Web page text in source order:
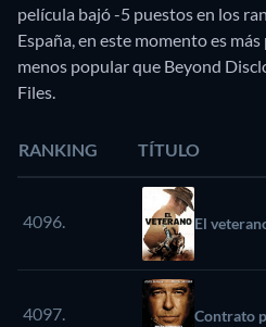
película bajó -5 puestos en los
España, en este momento es
menos popular que Beyond
Files.
RANKING TÍTULO
4096. El
4097. Contrato